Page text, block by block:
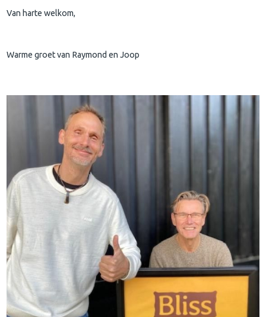
Van harte welkom,
Warme groet van Raymond en Joop